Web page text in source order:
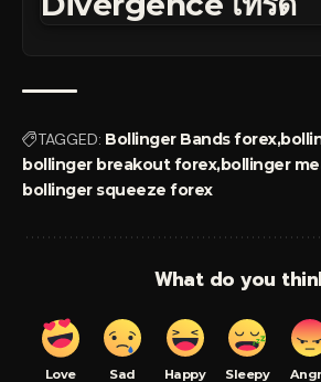
TAGGED: Bollinger Bands forex
bollinger breakout forexbollinger
bollinger squeeze forex
What do you
Love Sad Happy Sleepy